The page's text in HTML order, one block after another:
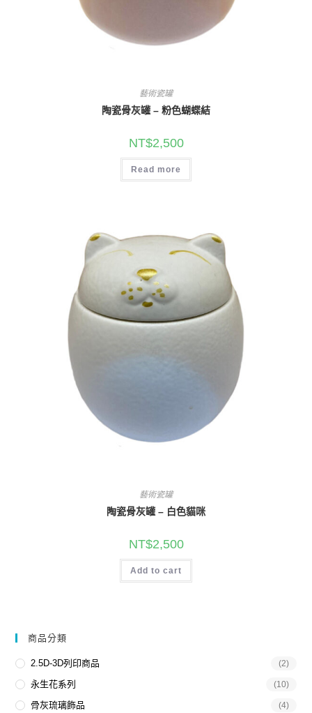
藝術瓷罐
陶瓷骨灰罐 – 粉色蝴蝶結
NT$2,500
Read more
藝術瓷罐
陶瓷骨灰罐 – 白色貓咪
NT$2,500
Add to cart
商品分類
2.5D-3D列印商品 (2)
永生花系列 (10)
骨灰琉璃飾品 (4)